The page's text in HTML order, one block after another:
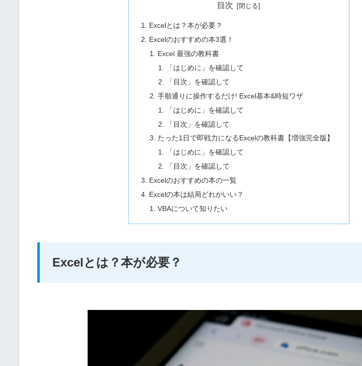
目次
Excelとは？本が必要？
Excelのおすすめの本3選！
Excel 最強の教科書
「はじめに」を確認して
「目次」を確認して
手順通りに操作するだけ! Excel基本&時短ワザ
「はじめに」を確認して
「目次」を確認して
たった1日で即戦力になるExcelの教科書【増強完全版】
「はじめに」を確認して
「目次」を確認して
Excelのおすすめの本の一覧
Excelの本は結局どれがいい？
VBAについて知りたい
Excelとは？本が必要？